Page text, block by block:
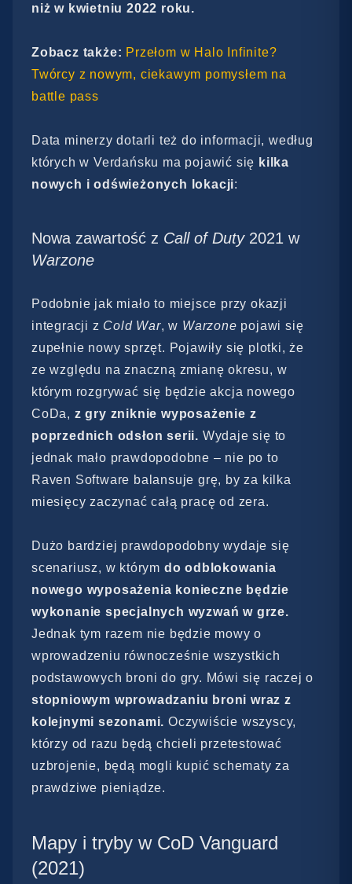
niż w kwietniu 2022 roku.
Zobacz także: Przełom w Halo Infinite?
Twórcy z nowym, ciekawym pomysłem na
battle pass
Data minerzy dotarli też do informacji, według
których w Verdańsku ma pojawić się kilka
nowych i odświeżonych lokacji:
Nowa zawartość z Call of Duty2021 w
Warzone
Podobnie jak miało to miejsce przy okazji
integracji z Cold War, w Warzone pojawi się
zupełnie nowy sprzęt. Pojawiły się plotki, że
ze względu na znaczną zmianę okresu, w
którym rozgrywać się będzie akcja nowego
CoDa, z gry zniknie wyposażenie z
poprzednich odsłon serii. Wydaje się to
jednak mało prawdopodobne – nie po to
Raven Software balansuje grę, by za kilka
miesięcy zaczynać całą pracę od zera.
Dużo bardziej prawdopodobny wydaje się
scenariusz, w którym do odblokowania
nowego wyposażenia konieczne będzie
wykonanie specjalnych wyzwań w grze.
Jednak tym razem nie będzie mowy o
wprowadzeniu równocześnie wszystkich
podstawowych broni do gry. Mówi się raczej o
stopniowym wprowadzaniu broni wraz z
kolejnymi sezonami. Oczywiście wszyscy,
którzy od razu będą chcieli przetestować
uzbrojenie, będą mogli kupić schematy za
prawdziwe pieniądze.
Mapy i tryby w CoD Vanguard
(2021)